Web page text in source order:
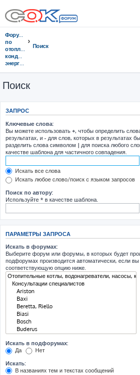
Форумы
по
отоплению,
кондиционированию,
энергосбережению
Поиск
Поиск
ЗАПРОС
Ключевые слова:
Вы можете использовать +, чтобы определить
результатах, и - для слов, которых в результатах
разделить слова символом | для поиска любого
качестве шаблона для частичного совпадения.
Искать все слова
Искать любое слово/поиск с языком запросов
Поиск по автору:
Используйте * в качестве шаблона.
ПАРАМЕТРЫ ЗАПРОСА
Искать в форумах:
Выберите форум или форумы, в которых будет
подфорумах производится автоматически, если
соответствующую опцию ниже.
Искать в подфорумах:
Да
Нет
Искать:
В названиях тем и текстах сообщений